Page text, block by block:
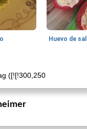
([![!300,250